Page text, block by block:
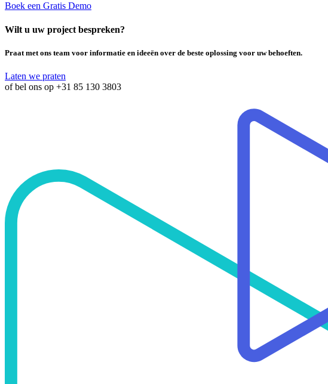
Boek een Gratis Demo
Wilt u uw project bespreken?
Praat met ons team voor informatie en ideeën over de beste oplossing voor uw behoeften.
Laten we praten
of bel ons op +31 85 130 3803